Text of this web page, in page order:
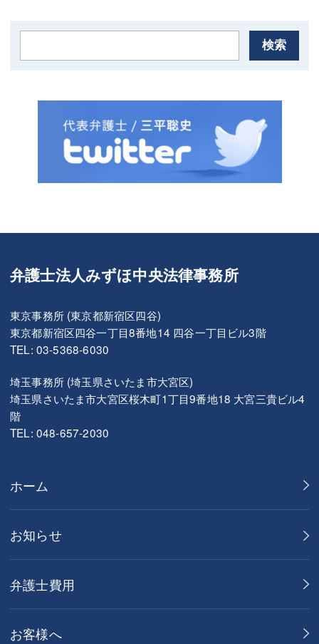
検索
弁護士法人みずほ中央法律事務所
東京事務所 (東京都新宿区四谷)
東京都新宿区四谷一丁目8番地14 四谷一丁目ビル3階
TEL: 03-5368-6030
埼玉事務所 (埼玉県さいたま市大宮区)
埼玉県さいたま市大宮区桜木町1丁目9番地18 大宮三貴ビル4
階
TEL: 048-657-2030
ホーム
お知らせ
弁護士費用
お客様へ